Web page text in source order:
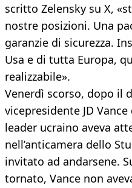
scritto Zelensky su X,
nostre posizioni. Una
garanzie di sicurezza.
Usa e di tutta Europa,
realizzabile».
Venerdì scorso, dopo il
vicepresidente JD
leader ucraino aveva
nell’anticamera dello
invitato ad andarsene.
tornato, Vance non